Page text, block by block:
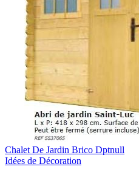
Chalet De Jardin Brico Dptnull
Idées de Décoration